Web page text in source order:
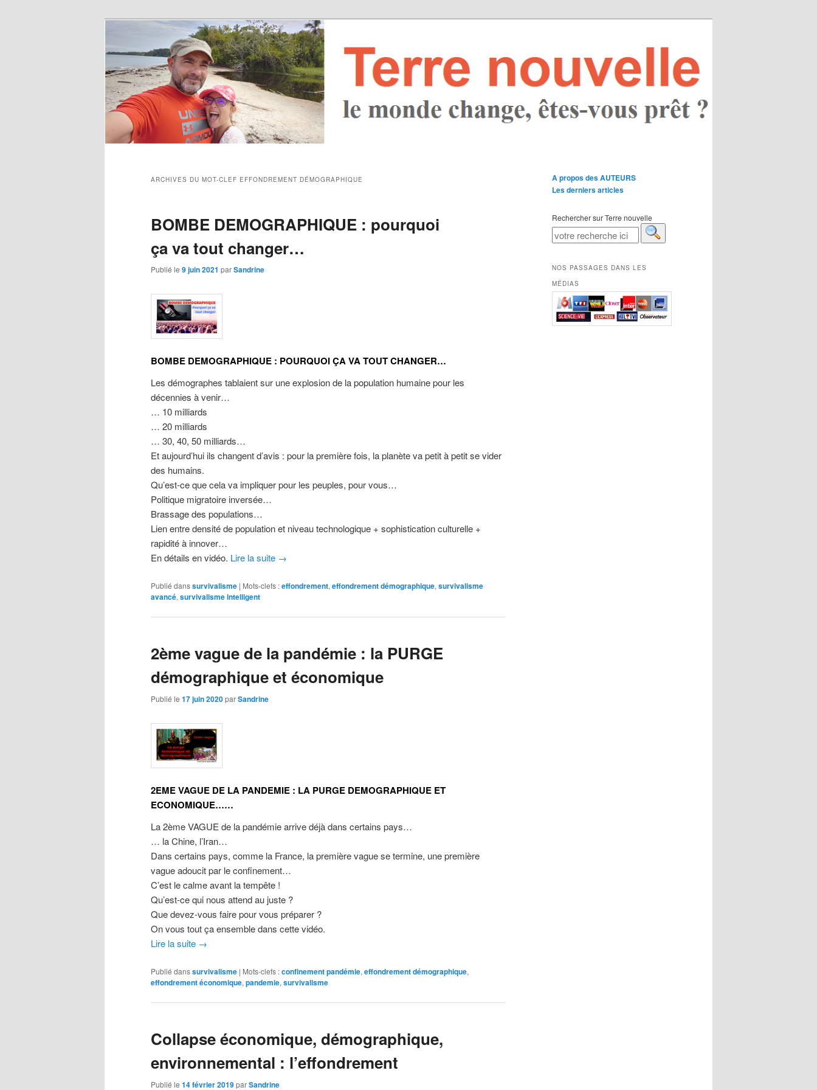
ARCHIVES DU MOT-CLEF EFFONDREMENT DÉMOGRAPHIQUE
BOMBE DEMOGRAPHIQUE : pourquoi
ça va tout changer…
Publié le 9 juin 2021 parSandrine
BOMBE DEMOGRAPHIQUE : POURQUOI ÇA VA TOUT CHANGER…
Les démographes tablaient sur une explosion de la population humaine pour les
décennies à venir…
… 10 milliards
… 20 milliards
… 30, 40, 50 milliards…
Et aujourd’hui ils changent d’avis : pour la première fois, la planète va petit à petit se vider
des humains.
Qu’est-ce que cela va impliquer pour les peuples, pour vous…
Politique migratoire inversée…
Brassage des populations…
Lien entre densité de population et niveau technologique + sophistication culturelle +
rapidité à innover…
En détails en vidéo. Lire la suite →
Publié danssurvivalisme | Mots-clefs :effondrement, effondrement démographique, survivalisme
avancé, survivalisme intelligent
2ème vague de la pandémie : la PURGE
démographique et économique
Publié le 17 juin 2020parSandrine
2EME VAGUE DE LA PANDEMIE : LA PURGE DEMOGRAPHIQUE ET
ECONOMIQUE……
La 2ème VAGUE de la pandémie arrive déjà dans certains pays…
… la Chine, l’Iran…
Dans certains pays, comme la France, la première vague se termine, une première
vague adoucit par le confinement…
C’est le calme avant la tempête !
Qu’est-ce qui nous attend au juste ?
Que devez-vous faire pour vous préparer ?
On vous tout ça ensemble dans cette vidéo.
Lire la suite →
Publié danssurvivalisme | Mots-clefs :confinement pandémie, effondrement démographique,
effondrement économique, pandemie, survivalisme
Collapse économique, démographique,
environnemental : l’effondrement
Publié le 14 février 2019parSandrine
A propos des AUTEURS
Les derniers articles
Rechercher sur Terre nouvelle
NOS PASSAGES DANS LES
MÉDIAS